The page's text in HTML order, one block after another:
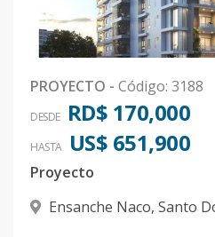
PROYECTO - Código: 3188
DESDE RD$ 170,000
HASTA US$ 651,900
Proyecto
Ensanche Naco, Santo